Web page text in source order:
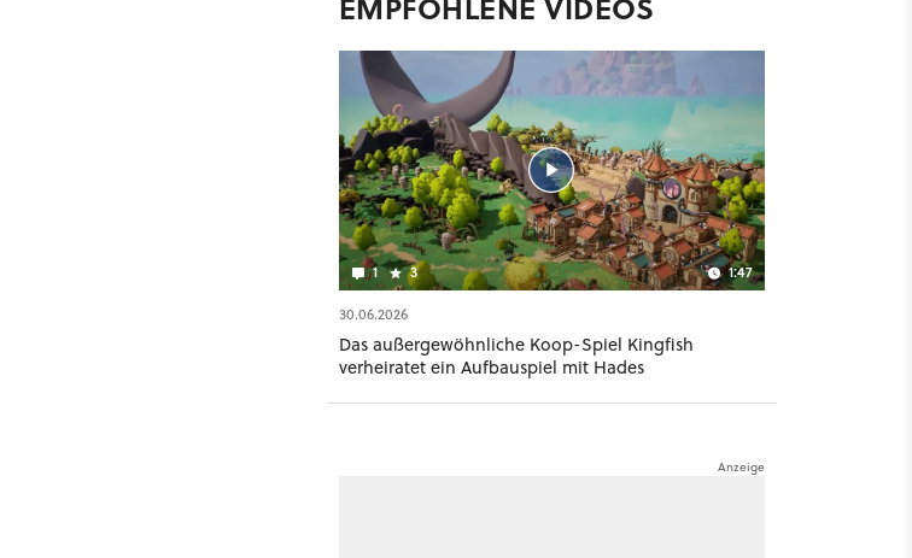
1 3 1:47
30.06.2026
Das außergewöhnliche Koop-Spiel Kingfish
verheiratet ein Aufbauspiel mit Hades